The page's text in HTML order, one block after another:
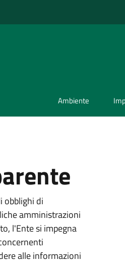
Ambiente
obblighi di
amministrazioni
l'Ente si impegna
alle informazioni